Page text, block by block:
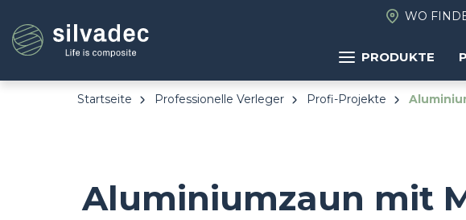
zum
Inhalt
WO
PRODUKTE
Startseite Professionelle Verleger Profi-Projekte
Aluminiumzaun mit